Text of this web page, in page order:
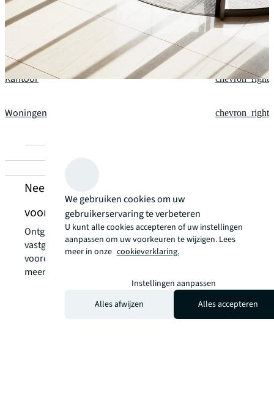
Industrieel en logistiek chevron_right
chevron_right
Kantoor chevron_right
Woningen chevron_right
Neem contact met ons op over diensten
voor waarde en risico
Ontgrendel de kracht van onze lokale expertise om uw
vastgoeduitdagingen om te zetten in strategische
voordelen en uw portefeuille te optimaliseren voor
meer waarde en betere prestaties.
We gebruiken cookies om uw
gebruikerservaring te verbeteren
U kunt alle cookies accepteren of uw instellingen
aanpassen om uw voorkeuren te wijzigen. Lees
meer in onze cookieverklaring.
Instellingen aanpassen
Alles afwijzen
Alles accepteren